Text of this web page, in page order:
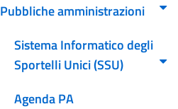
Pubbliche amministrazioni
Sistema Informatico degli
Sportelli Unici (SSU)
Agenda PA